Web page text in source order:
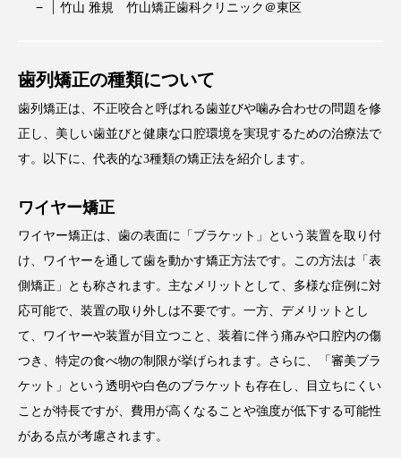
竹山 雅規 竹山矯正歯科クリニック＠東区
歯列矯正の種類について
歯列矯正は、不正咬合と呼ばれる歯並びや噛み合わせの問題を修
正し、美しい歯並びと健康な口腔環境を実現するための治療法で
す。以下に、代表的な3種類の矯正法を紹介します。
ワイヤー矯正
ワイヤー矯正は、歯の表面に「ブラケット」という装置を取り付
け、ワイヤーを通して歯を動かす矯正方法です。この方法は「表
側矯正」とも称されます。主なメリットとして、多様な症例に対
応可能で、装置の取り外しは不要です。一方、デメリットとし
て、ワイヤーや装置が目立つこと、装着に伴う痛みや口腔内の傷
つき、特定の食べ物の制限が挙げられます。さらに、「審美ブラ
ケット」という透明や白色のブラケットも存在し、目立ちにくい
ことが特長ですが、費用が高くなることや強度が低下する可能性
がある点が考慮されます。